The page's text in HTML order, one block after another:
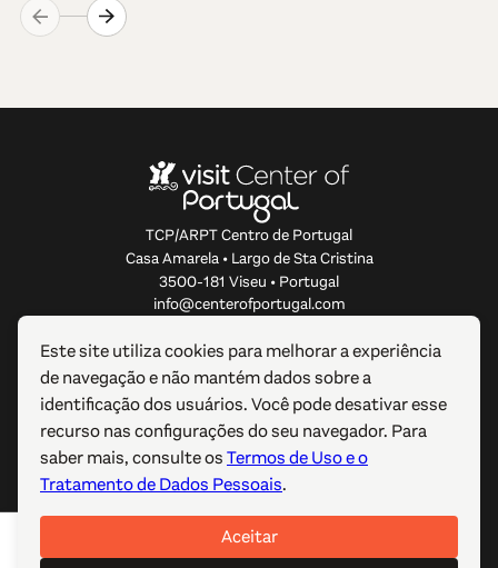
TCP/ARPT Centro de Portugal
Casa Amarela • Largo de Sta Cristina
3500-181 Viseu • Portugal
info@centerofportugal.com
SOBRE ESTE WEBSITE
LIGAÇÕES ÚTEIS
SIGA-NOS
© 2012-2026 TCP/ARPT Centro de Portugal. Todos os
Este site utiliza cookies para melhorar a experiência
de navegação e não mantém dados sobre a
identificação dos usuários. Você pode desativar esse
recurso nas configurações do seu navegador. Para
saber mais, consulte osTermos de Uso e o
Tratamento de Dados Pessoais.
Aceitar